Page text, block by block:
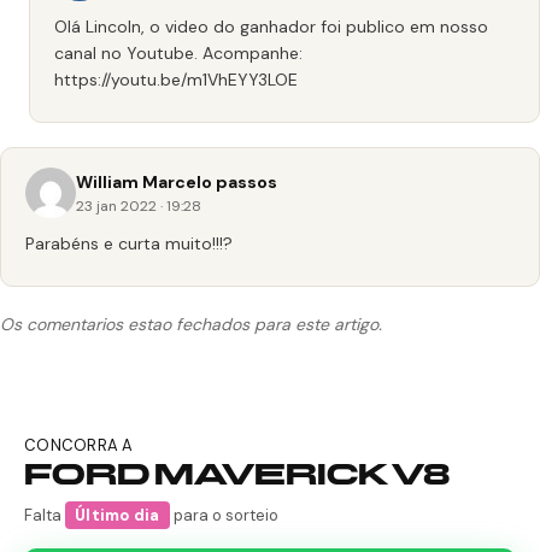
Olá Lincoln, o video do ganhador foi publico em nosso
canal no Youtube. Acompanhe:
https://youtu.be/m1VhEYY3LOE
William Marcelo passos
23 jan 2022 · 19:28
Parabéns e curta muito!!!?
Os comentarios estao fechados para este artigo.
CONCORRA A
FORD MAVERICK V8
Falta Último dia para o sorteio